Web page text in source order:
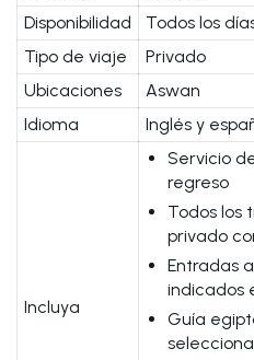
Disponibilidad
Todos los
Tipo de viaje
Privado
Ubicaciones
Aswan
Idioma
Inglés y
Incluya
Servicio
regreso
Todos los
privado
Entradas
indicados
Guía